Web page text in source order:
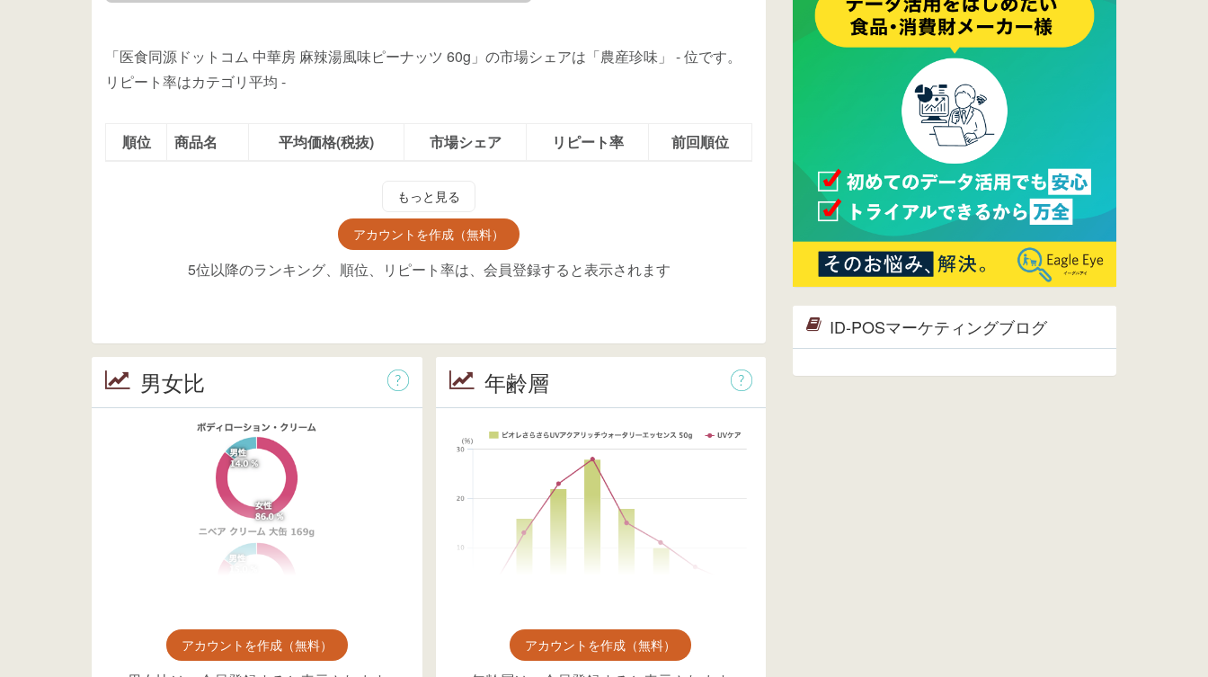
「医食同源ドットコム 中華房 麻辣湯風味ピーナッツ 60g」の市場シェアは「農産珍味」 -位です。
リピート率はカテゴリ平均 -
順位 商品名 平均価格(税抜) 市場シェア リピート率 前回順位
もっと見る
アカウントを作成（無料）
5位以降のランキング、順位、リピート率は、会員登録すると表示されます
男女比
アカウントを作成（無料）
年齢層
アカウントを作成（無料）
2017/05/17
ウレコンでブログ掲載が始まりまし
た。ぜひご覧ください。
ウレコンのサイト機能を大幅バージ
ョンアップ。詳細はこちら。⇒
ページへ
ウレコンが機能拡充し、サイトリニ
ューアルしました。⇒
Facebook
2015/04/30
Facebookページを開設しました。
詳細はこちら。
2015/04/20
ウレコンサイトリリースしました。
ID-POSマーケティングブログ